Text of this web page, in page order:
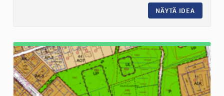
NÄYTÄ IDEA